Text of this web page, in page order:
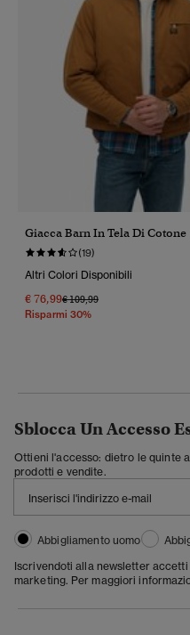
Giacca Barn In Tela Di Cotone
(19)
Altri Colori Disponibili
€ 76,99Prezzo Ridotto Da
€ 109,99A
Risparmi 30%
Sblocca Un Accesso
Ottieni l'accesso: dietro le quinte
prodotti e vendite.
Abbigliamento uomo
Iscrivendoti alla newsletter
marketing. Per maggiori